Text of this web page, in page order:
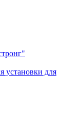
установки для